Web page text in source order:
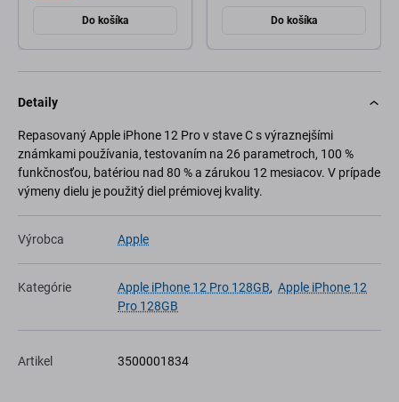
Do košíka Do košíka
Detaily
Repasovaný Apple iPhone 12 Pro v stave C s výraznejšími
známkami používania, testovaním na 26 parametroch, 100 %
funkčnosťou, batériou nad 80 % a zárukou 12 mesiacov. V prípade
výmeny dielu je použitý diel prémiovej kvality.
Výrobca Apple
Kategórie Apple iPhone 12 Pro 128GB, Apple iPhone 12
Pro 128GB
Artikel 3500001834